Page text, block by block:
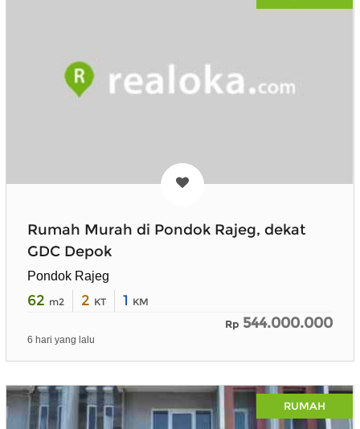
Rumah Murah di Pondok Rajeg, dekat
GDC Depok
Pondok Rajeg
62 m2 2 KT 1 KM
Rp 544.000.000
6 hari yang lalu
RUMAH